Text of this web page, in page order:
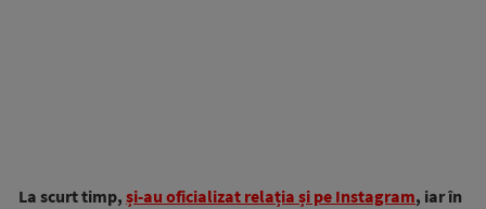
La scurt timp, și-au oficializat relația și pe Instagram, iar în